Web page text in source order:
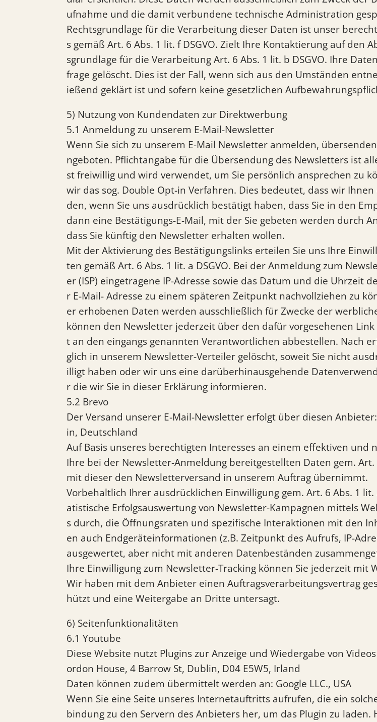
ufnahme und die damit verbundene technische Administration
Rechtsgrundlage für die Verarbeitung dieser Daten ist unser
s gemäß Art. 6 Abs. 1 lit. f DSGVO. Zielt Ihre Kontaktierung auf den
sgrundlage für die Verarbeitung Art. 6 Abs. 1 lit. b DSGVO. Ihre
frage gelöscht. Dies ist der Fall, wenn sich aus den Umständen
ießend geklärt ist und sofern keine gesetzlichen
5) Nutzung von Kundendaten zur Direktwerbung
5.1 Anmeldung zu unserem E-Mail-Newsletter
Wenn Sie sich zu unserem E-Mail Newsletter anmelden,
ngeboten. Pflichtangabe für die Übersendung des Newsletters ist
st freiwillig und wird verwendet, um Sie persönlich ansprechen zu
wir das sog. Double Opt-in Verfahren. Dies bedeutet, dass wir
den, wenn Sie uns ausdrücklich bestätigt haben, dass Sie in den
dann eine Bestätigungs-E-Mail, mit der Sie gebeten werden durch
dass Sie künftig den Newsletter erhalten wollen.
Mit der Aktivierung des Bestätigungslinks erteilen Sie uns Ihre
ten gemäß Art. 6 Abs. 1 lit. a DSGVO. Bei der Anmeldung zum
er (ISP) eingetragene IP-Adresse sowie das Datum und die Uhrzeit
r E-Mail- Adresse zu einem späteren Zeitpunkt nachvollziehen zu
er erhobenen Daten werden ausschließlich für Zwecke der
können den Newsletter jederzeit über den dafür vorgesehenen
t an den eingangs genannten Verantwortlichen abbestellen. Nach
glich in unserem Newsletter-Verteiler gelöscht, soweit Sie nicht
illigt haben oder wir uns eine darüberhinausgehende
r die wir Sie in dieser Erklärung informieren.
5.2 Brevo
Der Versand unserer E-Mail-Newsletter erfolgt über diesen
in, Deutschland
Auf Basis unseres berechtigten Interesses an einem effektiven
Ihre bei der Newsletter-Anmeldung bereitgestellten Daten gem.
mit dieser den Newsletterversand in unserem Auftrag übernimmt.
Vorbehaltlich Ihrer ausdrücklichen Einwilligung gem. Art. 6 Abs. 1
atistische Erfolgsauswertung von Newsletter-Kampagnen mittels
s durch, die Öffnungsraten und spezifische Interaktionen mit den
en auch Endgeräteinformationen (z.B. Zeitpunkt des Aufrufs, IP-
ausgewertet, aber nicht mit anderen Datenbeständen
Ihre Einwilligung zum Newsletter-Tracking können Sie jederzeit
Wir haben mit dem Anbieter einen Auftragsverarbeitungsvertrag
hützt und eine Weitergabe an Dritte untersagt.
6) Seitenfunktionalitäten
6.1 Youtube
Diese Website nutzt Plugins zur Anzeige und Wiedergabe von
ordon House, 4 Barrow St, Dublin, D04 E5W5, Irland
Daten können zudem übermittelt werden an: Google LLC., USA
Wenn Sie eine Seite unseres Internetauftritts aufrufen, die ein
bindung zu den Servern des Anbieters her, um das Plugin zu